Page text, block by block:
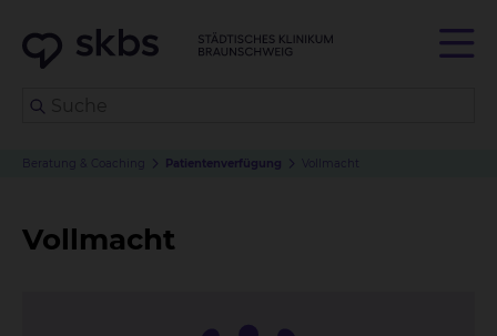
Beratung & Coaching Patientenverfügung Vollmacht
Vollmacht